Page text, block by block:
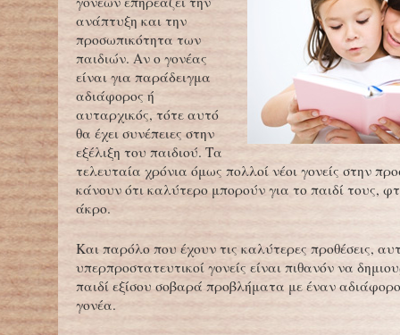
ανάπτυξη και την
προσωπικότητα των
παιδιών. Αν ο γονέας
είναι για παράδειγμα
αδιάφορος ή
αυταρχικός, τότε αυτό
θα έχει συνέπειες στην
εξέλιξη του παιδιού. Τα
τελευταία χρόνια όμως πολλοί νέοι γονείς στην
κάνουν ότι καλύτερο μπορούν για το παιδί τους,
άκρο.
Και παρόλο που έχουν τις καλύτερες προθέσεις,
υπερπροστατευτικοί γονείς είναι πιθανόν να
παιδί εξίσου σοβαρά προβλήματα με έναν
γονέα.